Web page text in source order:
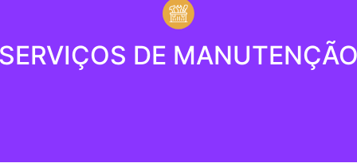
SERVIÇOS DE MANUTENÇÃO
Serviços de manutenção
com fornecedores homologados e de